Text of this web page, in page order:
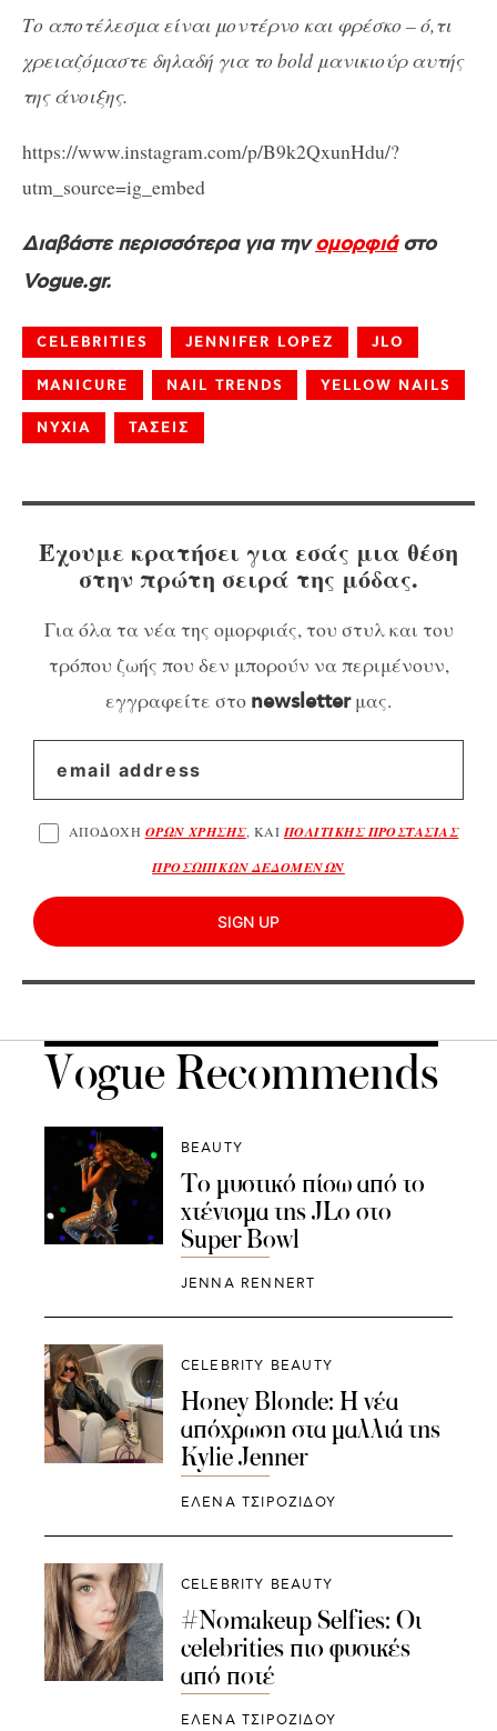
Το αποτέλεσμα είναι μοντέρνο και φρέσκο – ό,τι
χρειαζόμαστε δηλαδή για το bold μανικιούρ αυτής
της άνοιξης.
https://www.instagram.com/p/B9k2QxunHdu/?
utm_source=ig_embed
Διαβάστε περισσότερα για τηνομορφιάστο
Vogue.gr.
CELEBRITIES JENNIFER LOPEZ JLO
MANICURE NAIL TRENDS YELLOW NAILS
ΝΥΧΙΑ ΤΑΣΕΙΣ
Έχουμε κρατήσει για εσάς μια θέση
στην πρώτη σειρά της μόδας.
Για όλα τα νέα της ομορφιάς, του στυλ και του
τρόπου ζωής που δεν μπορούν να περιμένουν,
εγγραφείτε στο newsletterμας.
ΑΠΟΔΟΧΗ ΟΡΩΝ ΧΡΗΣΗΣ, ΚΑΙ ΠΟΛΙΤΙΚΗΣ ΠΡΟΣΤΑΣΙΑΣ
ΠΡΟΣΩΠΙΚΩΝ ΔΕΔΟΜΕΝΩΝ
SIGN UP
Vogue Recommends
BEAUTY
Το μυστικό πίσω από το
χτένισμα της JLo στο
Super Bowl
JENNA RENNERT
CELEBRITY BEAUTY
Honey Blonde: Η νέα
απόχρωση στα μαλλιά της
Kylie Jenner
ΈΛΕΝΑ ΤΣΙΡΟΖΊΔΟΥ
CELEBRITY BEAUTY
#Νomakeup Selfies: Οι
celebrities πιο φυσικές
από ποτέ
ΈΛΕΝΑ ΤΣΙΡΟΖΊΔΟΥ